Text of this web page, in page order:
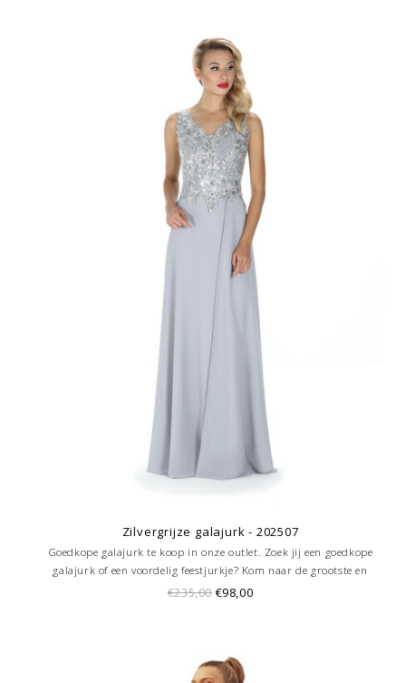
Zilvergrijze galajurk - 202507
Goedkope galajurk te koop in onze outlet. Zoek jij een goedkope
galajurk of een voordelig feestjurkje? Kom naar de grootste en
goedkoopste galajurken outlet in de regio Amersfoort. Altijd voordelig!
€235,00 €98,00